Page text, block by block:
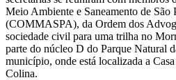
Meio Ambiente e Saneamento de São
(COMMASPA), da Ordem dos
sociedade civil para uma trilha no
parte do núcleo D do Parque Natural
município, onde está localizada a
Colina.